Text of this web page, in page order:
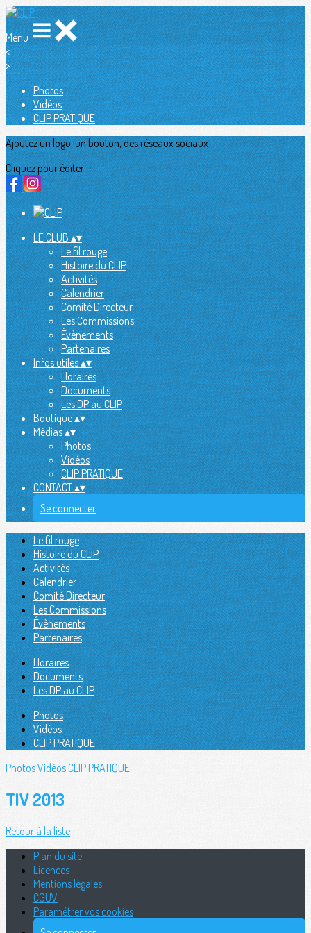
Menu
<
>
Photos
Vidéos
CLIP PRATIQUE
Ajoutez un logo, un bouton, des réseaux sociaux
Cliquez pour éditer
LE CLUB▴▾
Le fil rouge
Histoire du CLIP
Activités
Calendrier
Comité Directeur
Les Commissions
Évènements
Partenaires
Infos utiles▴▾
Horaires
Documents
Les DP au CLIP
Boutique▴▾
Médias▴▾
Photos
Vidéos
CLIP PRATIQUE
CONTACT▴▾
Se connecter
Le fil rouge
Histoire du CLIP
Activités
Calendrier
Comité Directeur
Les Commissions
Évènements
Partenaires
Horaires
Documents
Les DP au CLIP
Photos
Vidéos
CLIP PRATIQUE
PhotosVidéosCLIP PRATIQUE
TIV 2013
Retour à la liste
Plan du site
Licences
Mentions légales
CGUV
Paramétrer vos cookies